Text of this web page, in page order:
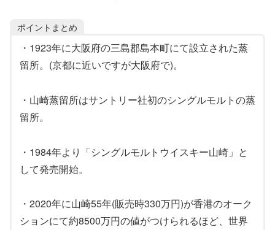
ポイントまとめ
・1923年に大阪府の三島郡島本町にて設立された蒸
留所。(京都に近いですが大阪府で)。
・山崎蒸留所はサントリー社初のシングルモルトの蒸
留所。
・1984年より「シングルモルトウイスキー山崎」と
して発売開始。
・2020年に山崎55年(販売時330万円)が香港のオーク
ションにて約8500万円の値がつけられるほど、世界